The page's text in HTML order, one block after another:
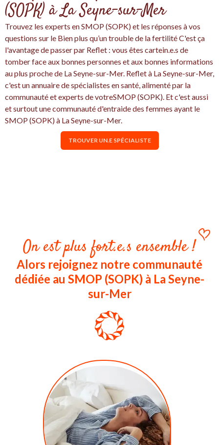
(SOPK) à La Seyne-sur-Mer
Trouvez les experts en SMOP (SOPK) et les réponses à vos
questions sur le Bien plus qu’un trouble de la fertilité C'est ça
l'avantage de passer par Reflet : vous êtes cartein.e.s de
tomber face aux bonnes personnes et aux bonnes informations
au plus proche de La Seyne-sur-Mer. Reflet à La Seyne-sur-Mer,
c'est un annuaire de spécialistes en santé, alimenté par la
communauté et experts de votreSMOP (SOPK). Et c'est aussi
et surtout une communauté d'entraide des femmes ayant le
SMOP (SOPK) à La Seyne-sur-Mer.
TROUVER UN.E SPÉCIALISTE
On est plus fort.e.s ensemble !
Alors rejoignez notre communauté
dédiée au SMOP (SOPK) à La Seyne-
sur-Mer